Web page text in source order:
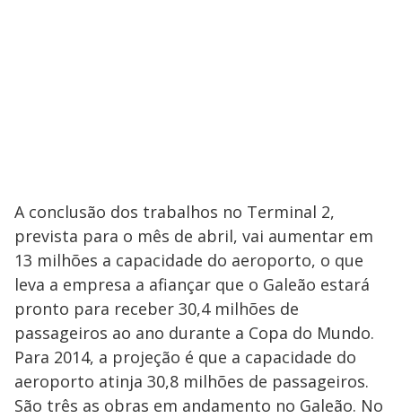
A conclusão dos trabalhos no Terminal 2,
prevista para o mês de abril, vai aumentar em
13 milhões a capacidade do aeroporto, o que
leva a empresa a afiançar que o Galeão estará
pronto para receber 30,4 milhões de
passageiros ao ano durante a Copa do Mundo.
Para 2014, a projeção é que a capacidade do
aeroporto atinja 30,8 milhões de passageiros.
São três as obras em andamento no Galeão. No